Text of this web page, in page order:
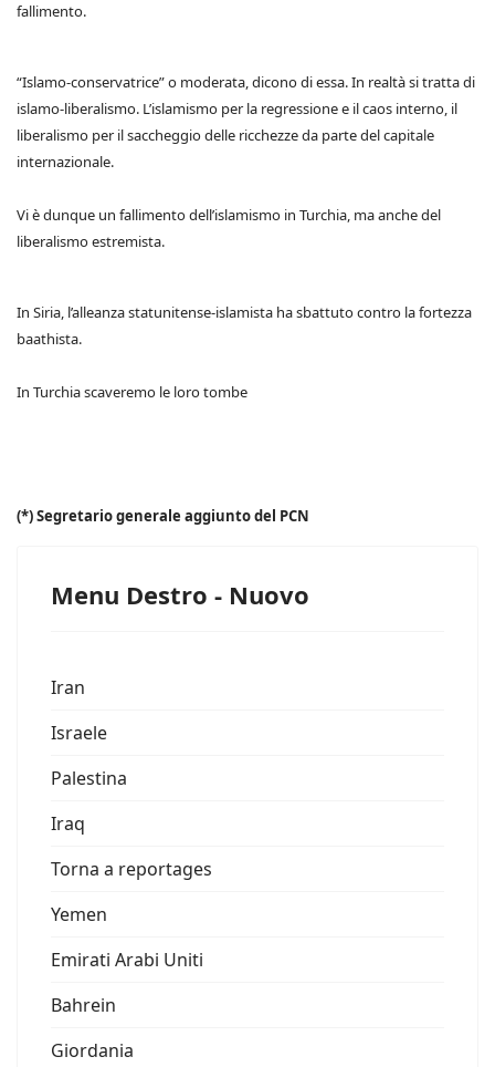
fallimento.
“Islamo-conservatrice” o moderata, dicono di essa. In realtà si tratta di
islamo-liberalismo. L’islamismo per la regressione e il caos interno, il
liberalismo per il saccheggio delle ricchezze da parte del capitale
internazionale.
Vi è dunque un fallimento dell’islamismo in Turchia, ma anche del
liberalismo estremista.
In Siria, l’alleanza statunitense-islamista ha sbattuto contro la fortezza
baathista.
In Turchia scaveremo le loro tombe
(*) Segretario generale aggiunto del PCN
Menu Destro - Nuovo
Iran
Israele
Palestina
Iraq
Torna a reportages
Yemen
Emirati Arabi Uniti
Bahrein
Giordania